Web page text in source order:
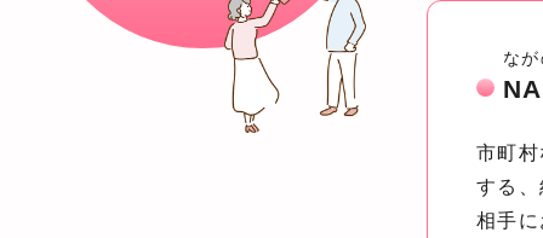
な
市町
する
相手